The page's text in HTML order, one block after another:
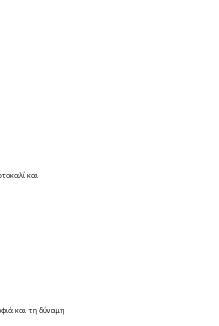
και
και τη δύναμη